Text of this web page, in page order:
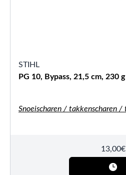
STIHL
PG 10, Bypass, 21,5 cm, 230 g
13,00€